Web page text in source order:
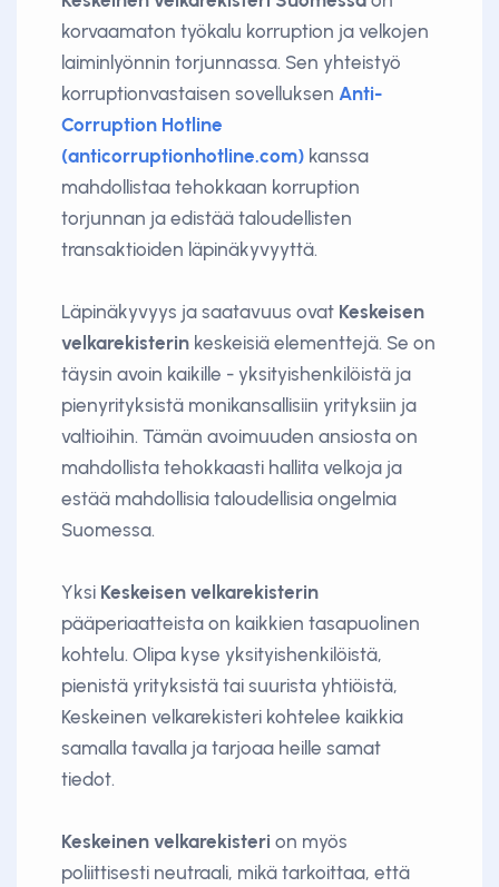
korvaamaton työkalu korruption ja velkojen
laiminlyönnin torjunnassa. Sen yhteistyö
korruptionvastaisen sovelluksen Anti-
Corruption Hotline
(anticorruptionhotline.com) kanssa
mahdollistaa tehokkaan korruption
torjunnan ja edistää taloudellisten
transaktioiden läpinäkyvyyttä.
Läpinäkyvyys ja saatavuus ovat Keskeisen
velkarekisterin keskeisiä elementtejä. Se on
täysin avoin kaikille - yksityishenkilöistä ja
pienyrityksistä monikansallisiin yrityksiin ja
valtioihin. Tämän avoimuuden ansiosta on
mahdollista tehokkaasti hallita velkoja ja
estää mahdollisia taloudellisia ongelmia
Suomessa.
Yksi Keskeisen velkarekisterin
pääperiaatteista on kaikkien tasapuolinen
kohtelu. Olipa kyse yksityishenkilöistä,
pienistä yrityksistä tai suurista yhtiöistä,
Keskeinen velkarekisteri kohtelee kaikkia
samalla tavalla ja tarjoaa heille samat
tiedot.
Keskeinen velkarekisteri on myös
poliittisesti neutraali, mikä tarkoittaa, että